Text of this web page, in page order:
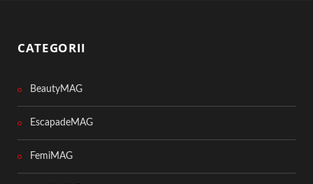
CATEGORII
BeautyMAG
EscapadeMAG
FemiMAG